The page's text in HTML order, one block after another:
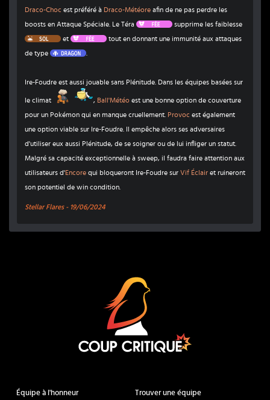
Draco-Choc est préféré à Draco-Météore afin de ne pas perdre les
boosts en Attaque Spéciale. Le Téra
Fée
supprime les faiblesse
Sol
et Fée
tout en donnant une immunité aux attaques
de type
Dragon
Ire-Foudre est aussi jouable sans Plénitude. Dans les équipes basées sur
le climat
Chartor
, Ball'Météo est une bonne option de couverture
pour un Pokémon qui en manque cruellement. Provoc est également
une option viable sur Ire-Foudre. Il empêche alors ses adversaires
d'utiliser eux aussi Plénitude, de se soigner ou de lui infliger un statut.
Malgré sa capacité exceptionnelle à sweep, il faudra faire attention aux
utilisateurs d'Encore qui bloqueront Ire-Foudre sur Vif Éclair et ruineront
son potentiel de win condition.
Stellar Flares - 19/06/2024
Équipe à l'honneur Trouver une équipe